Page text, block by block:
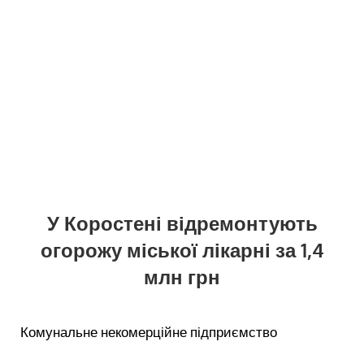
У Коростені відремонтують
огорожу міської лікарні за 1,4
млн грн
Комунальне некомерційне підприємство